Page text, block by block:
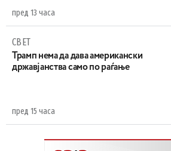
пред 13 часа
СВЕТ
Трамп нема да дава американски
државјанства само по раѓање
пред 15 часа